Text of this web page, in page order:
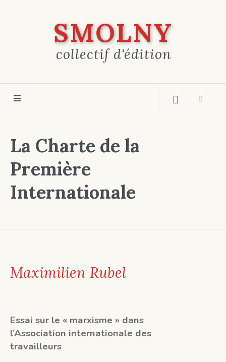
SMOLNY
collectif d'édition
La Charte de la
Première
Internationale
Maximilien Rubel
Essai sur le « marxisme » dans
l’Association internationale des
travailleurs